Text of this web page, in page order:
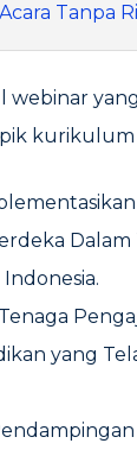
Tanpa
Dalam
yang